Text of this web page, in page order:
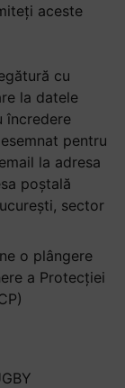
aceste
cu
la datele
încredere
pentru
la adresa
poștală
sector
o plângere
a Protecției